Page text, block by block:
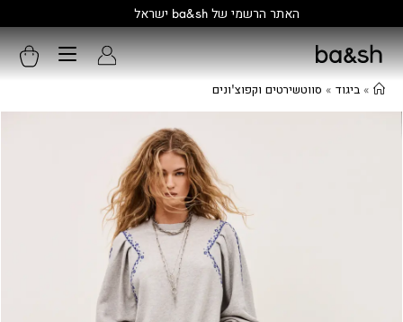
קולקציה חדשה:גלו עוד
» ביגוד » סווטשירטים וקפוצ'ונים